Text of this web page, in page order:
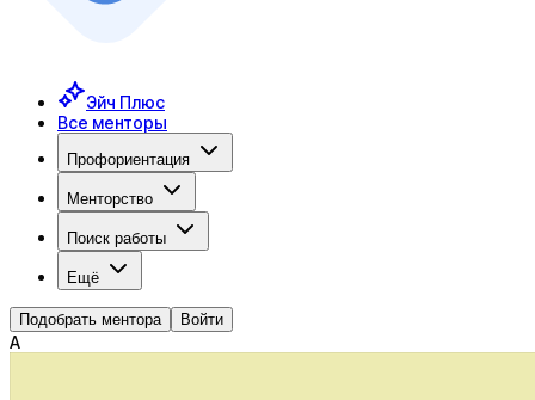
Эйч Плюс
Все менторы
Профориентация
Менторство
Поиск работы
Ещё
Подобрать ментора Войти
А